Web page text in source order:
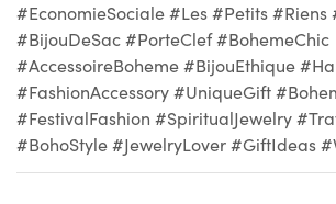
#EconomieSociale #Les #Petits #Riens
#BijouDeSac #PorteClef #BohemeChic
#AccessoireBoheme #BijouEthique
#FashionAccessory #UniqueGift
#FestivalFashion #SpiritualJewelry
#BohoStyle #JewelryLover #GiftIdeas